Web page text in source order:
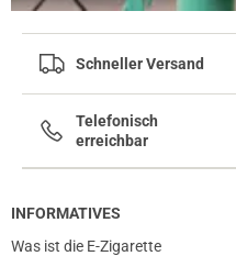
Schneller Versand
Telefonisch
erreichbar
INFORMATIVES
Was ist die E-Zigarette